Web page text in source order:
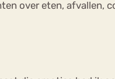
over eten, afvallen,